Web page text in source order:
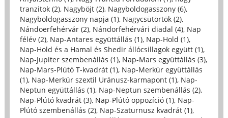
tranzitok (2), Nagyböjt (2), Nagyboldogasszony (6),
Nagyboldogasszony napja (1), Nagycsütörtök (2),
Nándoerfehérvár (2), Nándorfehérvári diadal (4), Nap
félév (2), Nap-Antares együttállás (1), Nap-Hold (1),
Nap-Hold és a Hamal és Shedir állócsillagok együtt (1),
Nap-Jupiter szembenállás (1), Nap-Mars együttállás (3),
Nap-Mars-Plútó T-kvadrát (1), Nap-Merkúr együttállás
(1), Nap-Merkúr szextil Uránusz-karmapont (1), Nap-
Neptun együttállás (1), Nap-Neptun szembenállás (2),
Nap-Plútó kvadrát (3), Nap-Plútó oppozíció (1), Nap-
Plútó szembenállás (2), Nap-Szaturnusz kvadrát (1),